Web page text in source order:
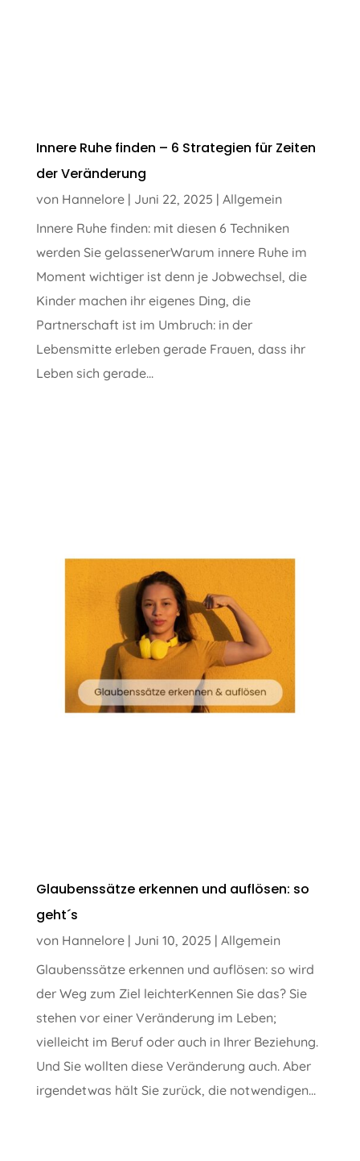
Innere Ruhe finden – 6 Strategien für Zeiten
der Veränderung
von Hannelore| Juni 22, 2025 | Allgemein
Innere Ruhe finden: mit diesen 6 Techniken
werden Sie gelassenerWarum innere Ruhe im
Moment wichtiger ist denn je Jobwechsel, die
Kinder machen ihr eigenes Ding, die
Partnerschaft ist im Umbruch: in der
Lebensmitte erleben gerade Frauen, dass ihr
Leben sich gerade...
Glaubenssätze erkennen und auflösen: so
geht´s
von Hannelore| Juni 10, 2025 | Allgemein
Glaubenssätze erkennen und auflösen: so wird
der Weg zum Ziel leichterKennen Sie das? Sie
stehen vor einer Veränderung im Leben;
vielleicht im Beruf oder auch in Ihrer Beziehung.
Und Sie wollten diese Veränderung auch. Aber
irgendetwas hält Sie zurück, die notwendigen...